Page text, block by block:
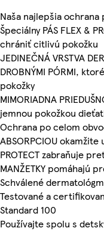
Naša najlepšia
Špeciálny PÁS FLEX &
chrániť citlivú pokožku
JEDINEČNÁ VRSTVA
DROBNÝMI PÓRMI,
pokožky
MIMORIADNA
jemnou pokožkou
Ochrana po celom
ABSORPCIOU okamžite
PROTECT zabraňuje
MANŽETKY pomáhajú
Schválené
Testované a
Standard 100
Používajte spolu s